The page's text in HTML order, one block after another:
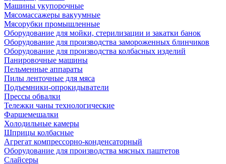
Машины укупорочные
Мясомассажеры вакуумные
Мясорубки промышленные
Оборудование для мойки, стерилизации и закатки банок
Оборудование для производства замороженных блинчиков
Оборудование для производства колбасных изделий
Панировочные машины
Пельменные аппараты
Пилы ленточные для мяса
Подъемники-опрокидыватели
Прессы обвалки
Тележки чаны технологические
Фаршемешалки
Холодильные камеры
Шприцы колбасные
Агрегат компрессорно-конденсаторный
Оборудование для производства мясных паштетов
Слайсеры